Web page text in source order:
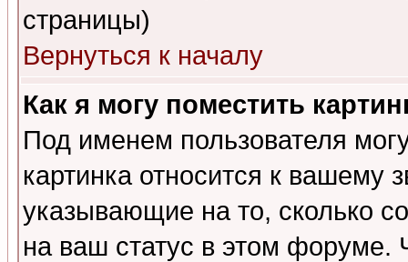
страницы)
Вернуться к началу
Как я могу поместить
Под именем пользователя
картинка относится к вашему
указывающие на то, сколько
на ваш статус в этом форуме.